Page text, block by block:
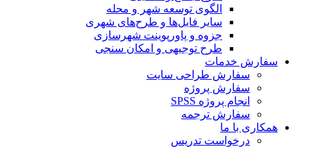
الگوی توسعه شهر و محله
سایر فایل‌ها و طرح‌های شهری
جزوه و پاورپوینت شهرسازی
طرح توجیهی و امکان سنجی
سفارش خدمات
سفارش طراحی سایت
سفارش پروژه
انجام پروژه SPSS
سفارش ترجمه
همکاری با ما
درخواست تدریس